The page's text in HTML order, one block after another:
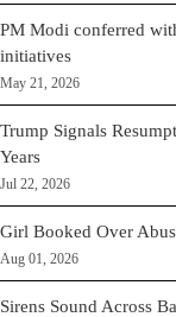
PM Modi conferred
initiatives
May 21, 2026
Trump Signals
Years
Jul 22, 2026
Girl Booked Over
Aug 01, 2026
Sirens Sound Across